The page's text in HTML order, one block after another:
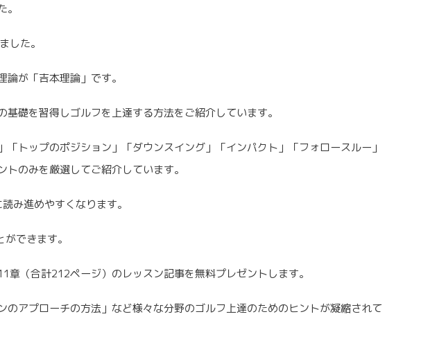
した。
が「吉本理論」です。
礎を習得しゴルフを上達する方法をご紹介しています。
トップのポジション」「ダウンスイング」「インパクト」「フォロースルー」
のみを厳選してご紹介しています。
み進めやすくなります。
できます。
（合計212ページ）のレッスン記事を無料プレゼントします。
アプローチの方法」など様々な分野のゴルフ上達のためのヒントが凝縮されて